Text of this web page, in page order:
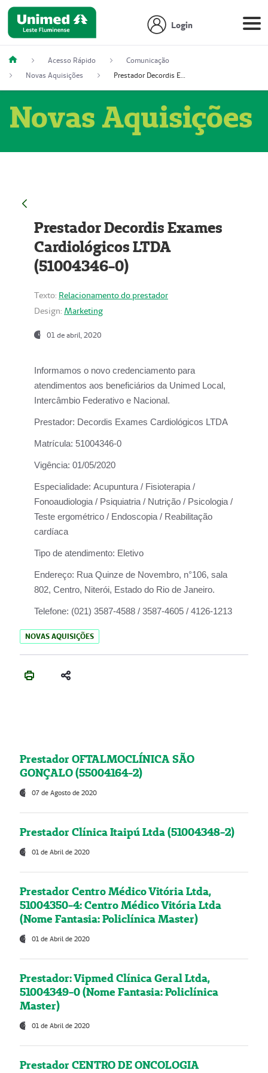
Login
Acesso Rápido
Comunicação
Novas Aquisições
Prestador Decordis Exames Cardiológicos LTDA (51004346-0)
Novas Aquisições
Prestador Decordis Exames
Cardiológicos LTDA
(51004346-0)
Texto: Relacionamento do prestador
Design: Marketing
01 de abril, 2020
Informamos o novo credenciamento para
atendimentos aos beneficiários da Unimed Local,
Intercâmbio Federativo e Nacional.
Prestador: Decordis Exames Cardiológicos LTDA
Matrícula: 51004346-0
Vigência: 01/05/2020
Especialidade: Acupuntura / Fisioterapia /
Fonoaudiologia / Psiquiatria / Nutrição / Psicologia /
Teste ergométrico / Endoscopia / Reabilitação
cardíaca
Tipo de atendimento: Eletivo
Endereço: Rua Quinze de Novembro, n°106, sala
802, Centro, Niterói, Estado do Rio de Janeiro.
Telefone: (021) 3587-4588 / 3587-4605 / 4126-1213
NOVAS AQUISIÇÕES
Prestador OFTALMOCLÍNICA SÃO
GONÇALO (55004164-2)
07 de Agosto de 2020
Prestador Clínica Itaipú Ltda (51004348-2)
01 de Abril de 2020
Prestador Centro Médico Vitória Ltda,
51004350-4: Centro Médico Vitória Ltda
(Nome Fantasia: Policlínica Master)
01 de Abril de 2020
Prestador: Vipmed Clínica Geral Ltda,
51004349-0 (Nome Fantasia: Policlínica
Master)
01 de Abril de 2020
Prestador CENTRO DE ONCOLOGIA